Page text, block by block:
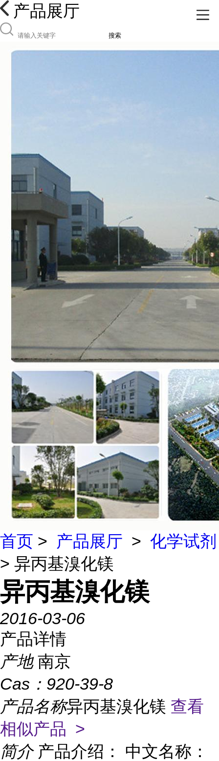
产品展厅
搜索
首页 > 产品展厅 > 化学试剂
> 异丙基溴化镁
异丙基溴化镁
2016-03-06
产品详情
产地 南京
Cas： 920-39-8
产品名称异丙基溴化镁 查看
相似产品 >
简介 产品介绍： 中文名称：